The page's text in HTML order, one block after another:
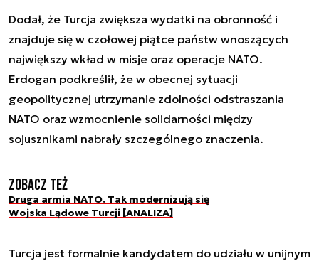
Dodał, że Turcja zwiększa wydatki na obronność i
znajduje się w czołowej piątce państw wnoszących
największy wkład w misje oraz operacje NATO.
Erdogan podkreślił, że w obecnej sytuacji
geopolitycznej utrzymanie zdolności odstraszania
NATO oraz wzmocnienie solidarności między
sojusznikami nabrały szczególnego znaczenia.
Zobacz też
Druga armia NATO. Tak modernizują się
Wojska Lądowe Turcji [ANALIZA]
Turcja jest formalnie kandydatem do udziału w unijnym